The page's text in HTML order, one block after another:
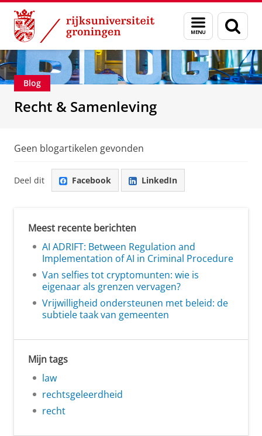
Skip
Content
Skip
Navigation
Menu
en
zoeken
Over ons Recht & Samenleving
Blog
Recht & Samenleving
Geen blogartikelen gevonden
Deel dit Facebook LinkedIn
Meest recente berichten
AI ADRIFT: Between Regulation and
Implementation of AI in Criminal Procedure
Van selfies tot cryptomunten: wie is
eigenaar als grenzen vervagen?
Vrijwilligheid ondersteunen met beleid: de
subtiele taak van gemeenten
Mijn tags
law
rechtsgeleerdheid
recht